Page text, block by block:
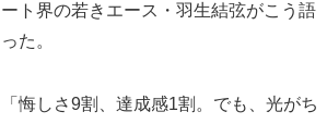
ート界の若きエース・羽生結弦がこう語
った。
「悔しさ9割、達成感1割。でも、光がち